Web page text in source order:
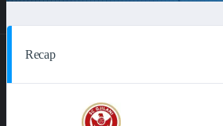
Recap